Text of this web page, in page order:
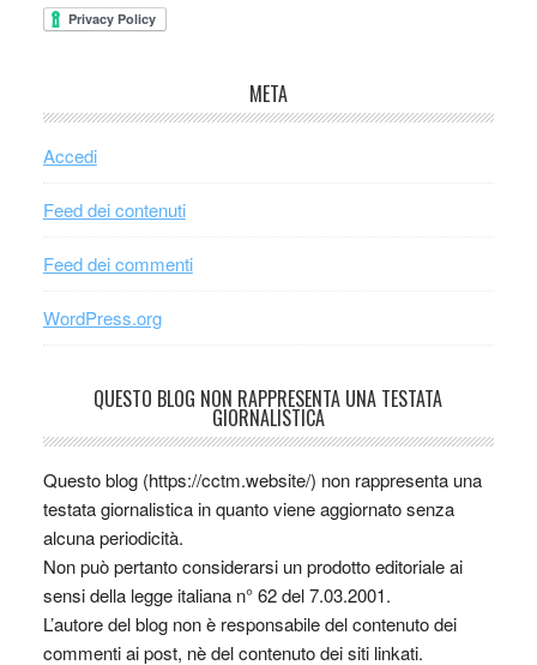
META
Accedi
Feed dei contenuti
Feed dei commenti
WordPress.org
QUESTO BLOG NON RAPPRESENTA UNA TESTATA
GIORNALISTICA
Questo blog (https://cctm.website/) non rappresenta una
testata giornalistica in quanto viene aggiornato senza
alcuna periodicità.
Non può pertanto considerarsi un prodotto editoriale ai
sensi della legge italiana n° 62 del 7.03.2001.
L’autore del blog non è responsabile del contenuto dei
commenti ai post, nè del contenuto dei siti linkati.